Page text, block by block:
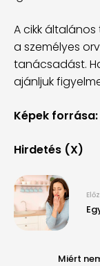
A cikk
a személyes
tanácsadást.
ajánljuk
Képek
Hirdetés (X)
Miért